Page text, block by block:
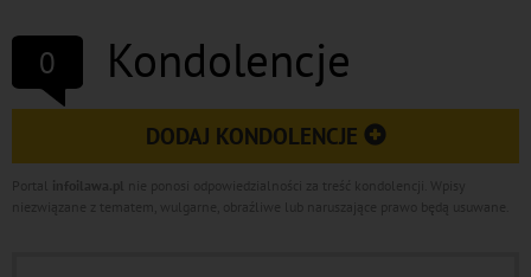
0 Kondolencje
DODAJ KONDOLENCJE